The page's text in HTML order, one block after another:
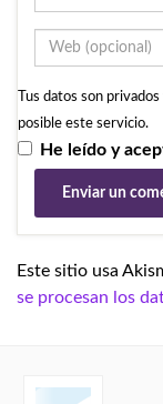
Tus datos son
posible este servicio.
He leído y
Este sitio usa
se procesan los